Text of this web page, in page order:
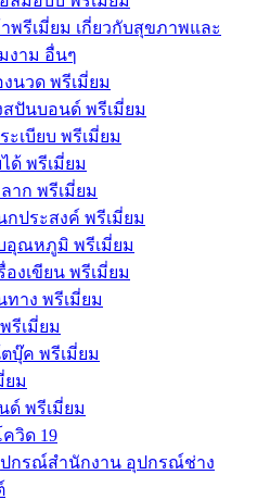
พรีเมี่ยม เกี่ยวกับสุขภาพและ
งาม อื่นๆ
งนวด พรีเมี่ยม
สปันบอนด์ พรีเมี่ยม
ะเบียบ พรีเมี่ยม
ด้ พรีเมี่ยม
าก พรีเมี่ยม
กประสงค์ พรีเมี่ยม
บอุณหภูมิ พรีเมี่ยม
องเขียน พรีเมี่ยม
ทาง พรีเมี่ยม
รีเมี่ยม
บุ๊ค พรีเมี่ยม
ยม
ด์ พรีเมี่ยม
วิด 19
กรณ์สำนักงาน อุปกรณ์ช่าง